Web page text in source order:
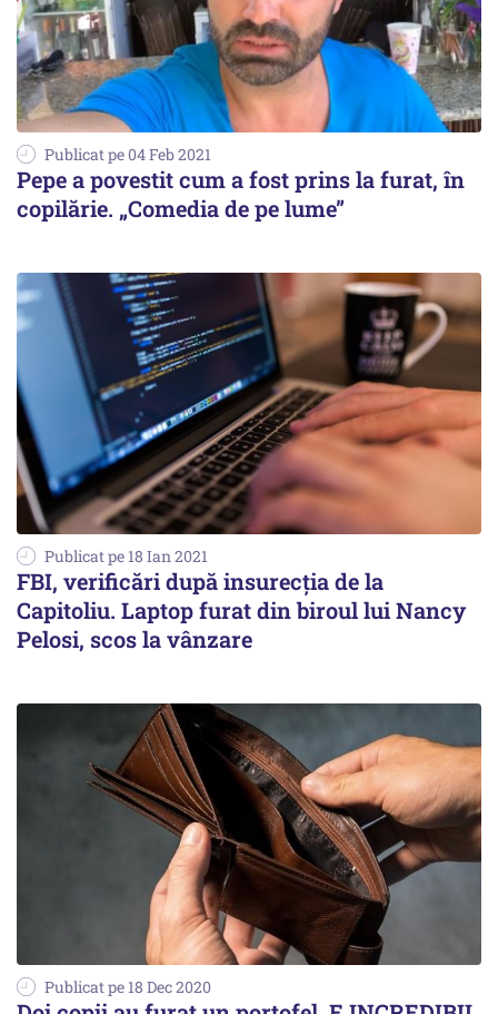
Publicat pe 04 Feb 2021
Pepe a povestit cum a fost prins la furat, în
copilărie. „Comedia de pe lume”
Publicat pe 18 Ian 2021
FBI, verificări după insurecţia de la
Capitoliu. Laptop furat din biroul lui Nancy
Pelosi, scos la vânzare
Publicat pe 18 Dec 2020